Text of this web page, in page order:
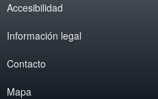
Accesibilidad
Información legal
Contacto
Mapa